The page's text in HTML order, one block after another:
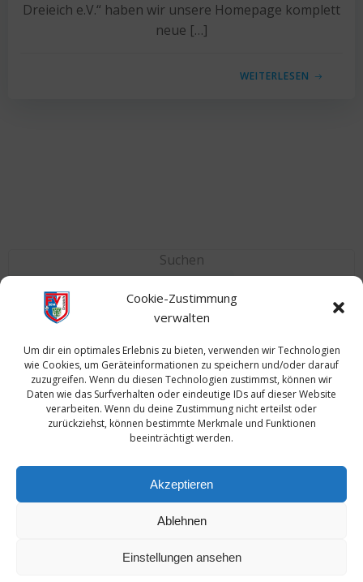
Cookie-Zustimmung
verwalten
Um dir ein optimales Erlebnis zu bieten, verwenden wir Technologien
wie Cookies, um Geräteinformationen zu speichern und/oder darauf
zuzugreifen. Wenn du diesen Technologien zustimmst, können wir
Daten wie das Surfverhalten oder eindeutige IDs auf dieser Website
verarbeiten. Wenn du deine Zustimmung nicht erteilst oder
zurückziehst, können bestimmte Merkmale und Funktionen
beeinträchtigt werden.
Akzeptieren
Ablehnen
Einstellungen ansehen
Dreieich e.V.“ haben wir unsere Homepage komplett
neue […]
WEITERLESEN
Suchen
Neuste Nachrichten
D1: Großer Kampf und tolle Leistung im Pokalfinale
JFV 2014 Dreieich stärkt Jugendarbeit dank FSJ-Unterstützung
B-Junioren im Hessenpokal
B-Jugend holt den Kreispokal
© 2026 JFV 2014 Dreieich. Created for free using